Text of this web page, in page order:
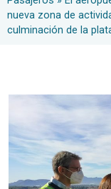
nueva zona de
culminación de la